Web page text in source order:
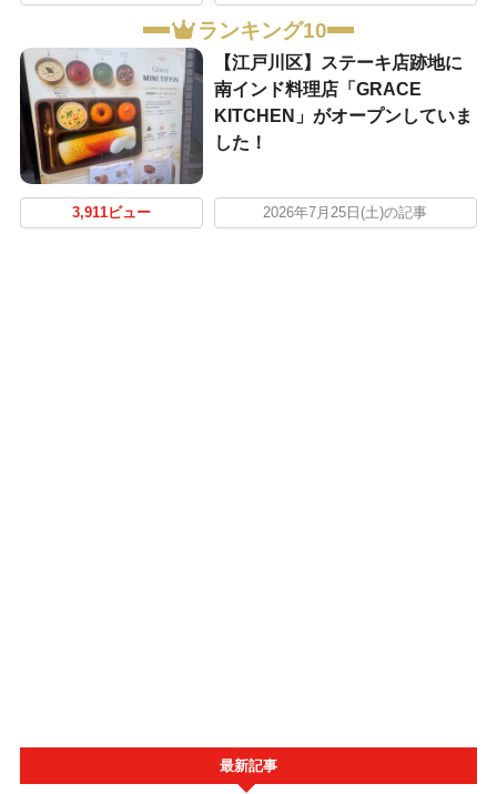
ランキング10
【江戸川区】ステーキ店跡地に
南インド料理店「GRACE
KITCHEN」がオープンしていま
した！
3,911ビュー 2026年7月25日(土)の記事
最新記事